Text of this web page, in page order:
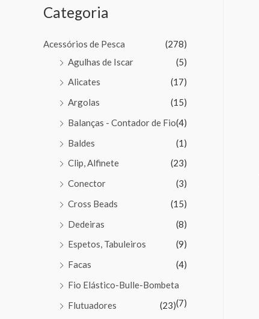
Categoria
Acessórios de Pesca
(278)
Agulhas de Iscar
(5)
Alicates
(17)
Argolas
(15)
Balanças - Contador de Fio(4)
Baldes
(1)
Clip, Alfinete
(23)
Conector
(3)
Cross Beads
(15)
Dedeiras
(8)
Espetos, Tabuleiros
(9)
Facas
(4)
Fio Elástico-Bulle-Bombeta
(7)
Flutuadores
(23)